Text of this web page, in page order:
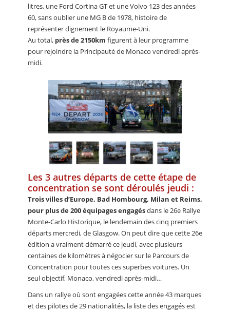
litres, une Ford Cortina GT et une Volvo 123 des années
60, sans oublier une MG B de 1978, histoire de
représenter dignement le Royaume-Uni.
Au total, près de 2150km figurent à leur programme
pour rejoindre la Principauté de Monaco vendredi après-
midi.
Les 3 autres départs de cette étape de
concentration se sont déroulés jeudi :
Trois villes d’Europe, Bad Hombourg, Milan et Reims,
pour plus de 200 équipages engagésdans le 26e Rallye
Monte-Carlo Historique, le lendemain des cinq premiers
départs mercredi, de Glasgow. On peut dire que cette 26e
édition a vraiment démarré ce jeudi, avec plusieurs
centaines de kilomètres à négocier sur le Parcours de
Concentration pour toutes ces superbes voitures. Un
seul objectif, Monaco, vendredi après-midi…
Dans un rallye où sont engagées cette année 43 marques
et des pilotes de 29 nationalités, la liste des engagés est